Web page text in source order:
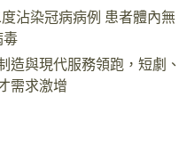
沾染冠病病例 患者體內無
毒
造與現代服務領跑，短劇、
需求激增